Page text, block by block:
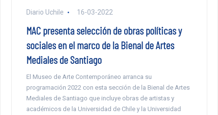
Diario Uchile 16-03-2022
MAC presenta selección de obras políticas y
sociales en el marco de la Bienal de Artes
Mediales de Santiago
El Museo de Arte Contemporáneo arranca su
programación 2022 con esta sección de la Bienal de Artes
Mediales de Santiago que incluye obras de artistas y
académicos de la Universidad de Chile y la Universidad